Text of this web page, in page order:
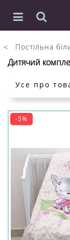
Постільна
Дитячий
Усе про
-5%